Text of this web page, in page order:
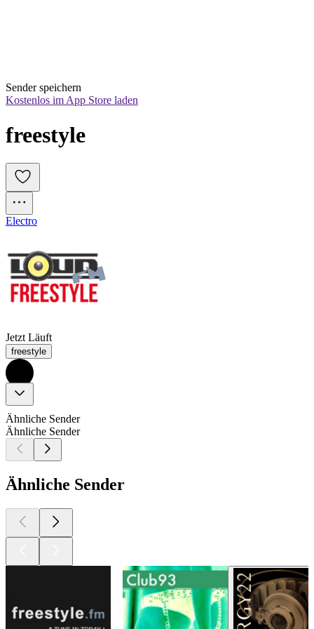
Sender speichern
Kostenlos im App Store laden
freestyle
Electro
Jetzt Läuft
freestyle
Ähnliche Sender
Ähnliche Sender
Ähnliche Sender